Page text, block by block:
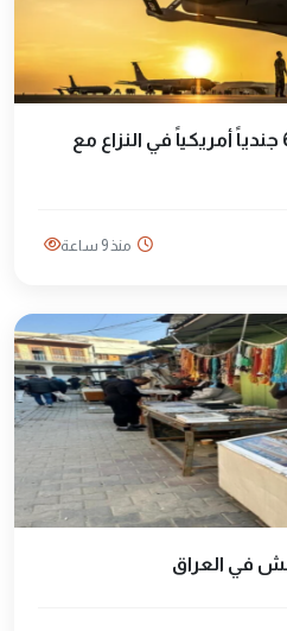
واشنطن تعلن إصابة 687 جندياً أمريكياً في النزاع مع
منذ 9 ساعة
في العراق